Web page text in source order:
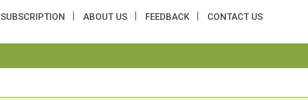
SUBSCRIPTION ABOUT US FEEDBACK CONTACT US